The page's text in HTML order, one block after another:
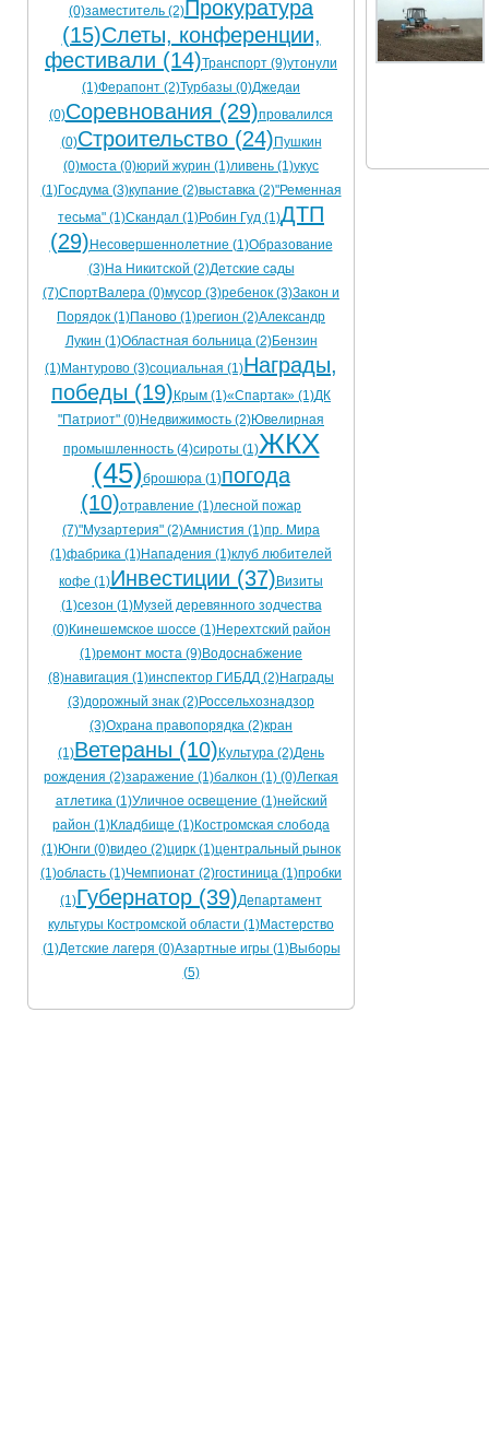
Ограничения движения транспорта на майские
Электронные транспортные карты
(0)заместитель (2)Прокуратура
(15)Слеты, конференции,
фестивали (14)Транспорт (9)утонули
(1)Ферапонт (2)Турбазы (0)Джедаи
(0)Соревнования (29)провалился
(0)Строительство (24) Пушкин
(0)моста (0)юрий журин (1)ливень (1)укус
(1)Госдума (3)купание (2)выставка (2)"Ременная
тесьма" (1)Скандал (1)Робин Гуд (1)ДТП
(29) Несовершеннолетние (1)Образование
(3)На Никитской (2)Детские сады
(7)СпортВалера (0)мусор (3)ребенок (3)Закон и
Порядок (1)Паново (1)регион (2)Александр
Лукин (1)Областная больница (2)Бензин
(1)Мантурово (3)социальная (1)Награды,
победы (19) Крым (1)«Спартак» (1)ДК
"Патриот" (0)Недвижимость (2)Ювелирная
промышленность (4)сироты (1)ЖКХ
(45)брошюра (1)погода
(10)отравление (1)лесной пожар
(7)"Музартерия" (2)Амнистия (1)пр. Мира
(1)фабрика (1)Нападения (1)клуб любителей
кофе (1)Инвестиции (37) Визиты
(1)сезон (1)Музей деревянного зодчества
(0)Кинешемское шоссе (1)Нерехтский район
(1)ремонт моста (9)Водоснабжение
(8)навигация (1)инспектор ГИБДД (2)Награды
(3)дорожный знак (2)Россельхознадзор
(3)Охрана правопорядка (2)кран
(1)Ветераны (10) Культура (2)День
рождения (2)заражение (1)балкон (1) (0)Легкая
атлетика (1)Уличное освещение (1)нейский
район (1)Кладбище (1)Костромская слобода
(1)Юнги (0)видео (2)цирк (1)центральный рынок
(1)область (1)Чемпионат (2)гостиница (1)пробки
(1)Губернатор (39)Департамент
культуры Костромской области (1)Мастерство
(1)Детские лагеря (0)Азартные игры (1)Выборы
(5)